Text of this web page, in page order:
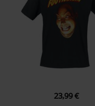
Camiseta sencilla
Peso/Gramaje - Camisetas
23,99 €